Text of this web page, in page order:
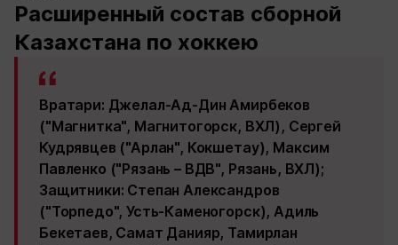
Расширенный состав сборной
Казахстана по хоккею
Вратари: Джелал-Ад-Дин Амирбеков
("Магнитка", Магнитогорск, ВХЛ), Сергей
Кудрявцев ("Арлан", Кокшетау), Максим
Павленко ("Рязань – ВДВ", Рязань, ВХЛ);
Защитники: Степан Александров
("Торпедо", Усть-Каменогорск), Адиль
Бекетаев, Самат Данияр, Тамирлан